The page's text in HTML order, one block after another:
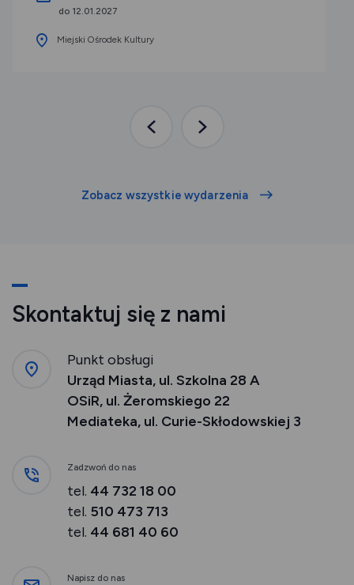
do 12.01.2027
Miejski Ośrodek Kultury
PoprzedniaNastępna
Zobacz wszystkie wydarzenia
Skontaktuj się z nami
Punkt obsługi
Urząd Miasta, ul. Szkolna 28 A
OSiR, ul. Żeromskiego 22
Mediateka, ul. Curie-Skłodowskiej 3
Zadzwoń do nas
tel. 44 732 18 00
tel. 510 473 713
tel. 44 681 40 60
Napisz do nas